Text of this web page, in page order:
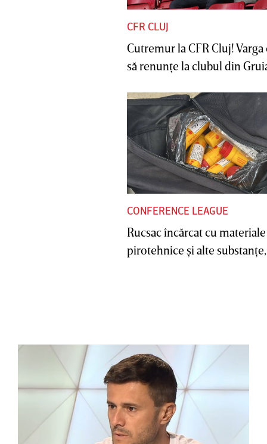
CFR CLUJ
Cutremur la CFR Cluj! Varga
să renunţe la clubul din
CONFERENCE LEAGUE
Rucsac încărcat cu materiale
pirotehnice şi alte substanţe,